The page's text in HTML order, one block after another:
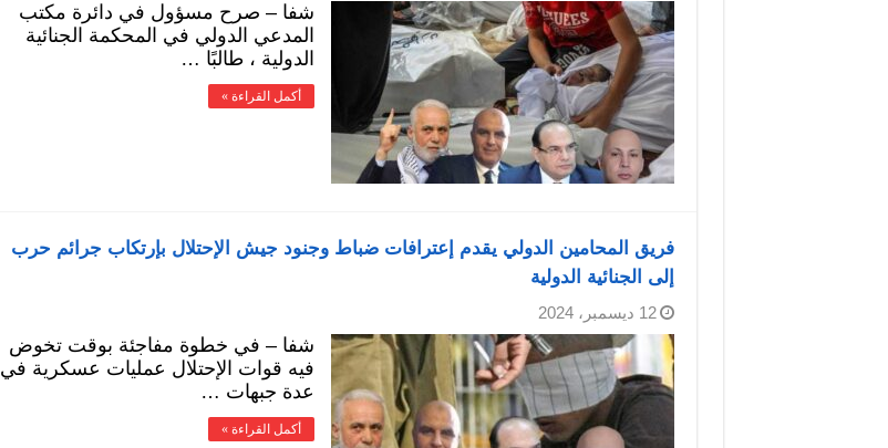
شفا – صرح مسؤول في دائرة مكتب
المدعي الدولي في المحكمة الجنائية
الدولية ، طالبًا …
أكمل القراءة »
فريق المحامين الدولي يقدم إعترافات ضباط وجنود جيش الإحتلال بإرتكاب جرائم حرب
إلى الجنائية الدولية
12 ديسمبر، 2024
شفا – في خطوة مفاجئة بوقت تخوض
فيه قوات الإحتلال عمليات عسكرية في
عدة جبهات …
أكمل القراءة »